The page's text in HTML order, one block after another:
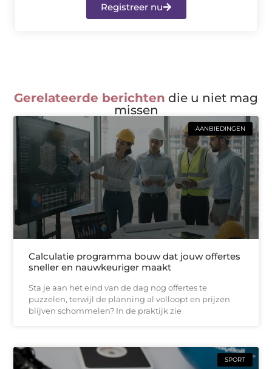
Registreer nu
Gerelateerde berichten die u niet mag
missen
AANBIEDINGEN
Calculatie programma bouw dat jouw offertes
sneller en nauwkeuriger maakt
Sta je aan het eind van de dag nog offertes te
puzzelen, terwijl de planning al volloopt en prijzen
blijven schommelen? In de praktijk zie
SPORT